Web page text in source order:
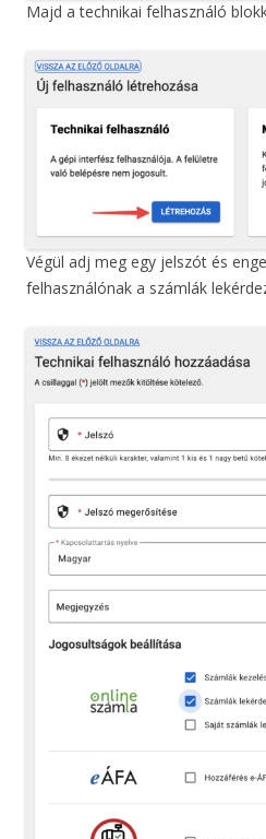
Majd a technikai felhasználó
Végül adj meg egy jelszót és
felhasználónak a számlák